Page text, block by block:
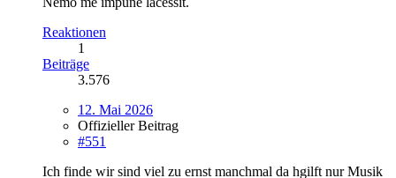
Reaktionen
1
Beiträge
3.576
12. Mai 2026
Offizieller Beitrag
#551
Ich finde wir sind viel zu ernst manchmal da hgilft nur Musik